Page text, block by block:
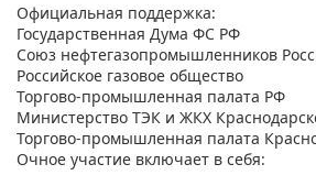
Официальная поддержка:
Государственная Дума ФС РФ
Союз нефтегазопромышленников
Российское газовое общество
Торгово-промышленная палата РФ
Министерство ТЭК и ЖКХ
Торгово-промышленная палата
Очное участие включает в себя: